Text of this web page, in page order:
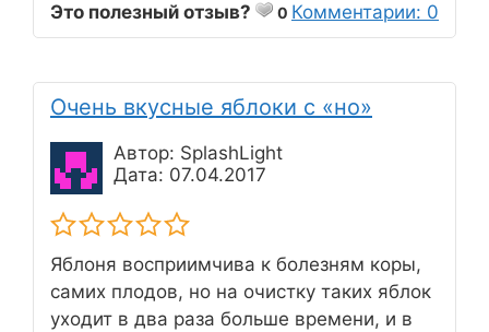
Это полезный отзыв?
0 Комментарии: 0
Очень вкусные яблоки с «но»
Автор: SplashLight
Дата: 07.04.2017
Яблоня восприимчива к болезням коры,
самих плодов, но на очистку таких яблок
уходит в два раза больше времени, и в